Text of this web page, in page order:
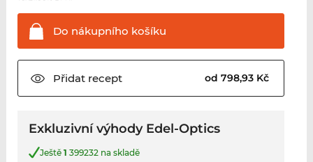
Do nákupního košíku
Přidatrecept od 798,93 Kč
Exkluzivní výhody Edel-Optics
Ještě 1 399232 na skladě